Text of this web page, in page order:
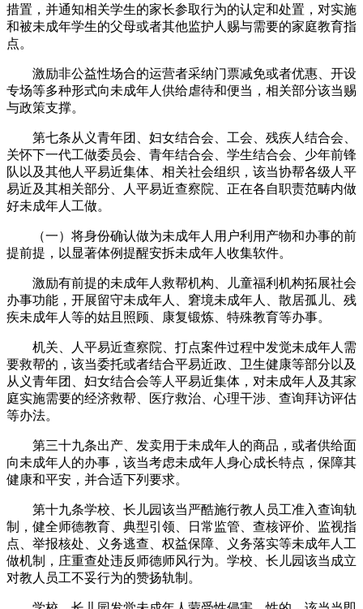
措置，并通知相关学生的家长参取行为的认定和处置，对实施
和被未成年学生的父母或者其他监护人赐与需要的家庭教育指
点。
激励非公益性场合的运营者采纳门票减免或者优惠、开设
专场等多种形式向未成年人供给虐待和便当，相关部分该当赐
与政策支撑。
第七条从义青年团、妇女结合会、工会、残疾人结合会、
关怀下一代工做委员会、青年结合会、学生结合会、少年前锋
队以及其他人平易近集体、相关社会组织，该当协帮各级人平
易近及其相关部分、人平易近查察院、正在各自职责范畴内做
好未成年人工做。
（一）将身份确认做为未成年人用户利用产物和办事的前
提前提，以显著体例提醒安拆未成年人收集软件。
激励有前提的未成年人救帮机构、儿童福利机构拓展社会
办事功能，开展留守未成年人、窘境未成年人、散居孤儿、残
疾未成年人等的姑且照顾、康复锻炼、特殊教育等办事。
机关、人平易近查察院、打点案件过程中发觉未成年人需
要救帮的，该当委托或者结合平易近政、卫生健康等部分以及
从义青年团、妇女结合会等人平易近集体，对未成年人及其家
庭实施需要的经济救帮、医疗救治、心理干涉、查询拜访评估
等办法。
第三十九条出产、发卖用于未成年人的商品，或者供给面
向未成年人的办事，该当考虑未成年人身心成长特点，保障其
健康和平安，并合适下列要求。
第十九条学校、长儿园该当严酷施行教人员工准入查询轨
制，健全师德教育、典型引领、日常监管、查核评价、监视指
点、举报核处、义务逃查、权益保障、义务落实等未成年人工
做机制，庄重查处违反师德师风行为。学校、长儿园该当成立
对教人员工不妥行为的赞扬轨制。